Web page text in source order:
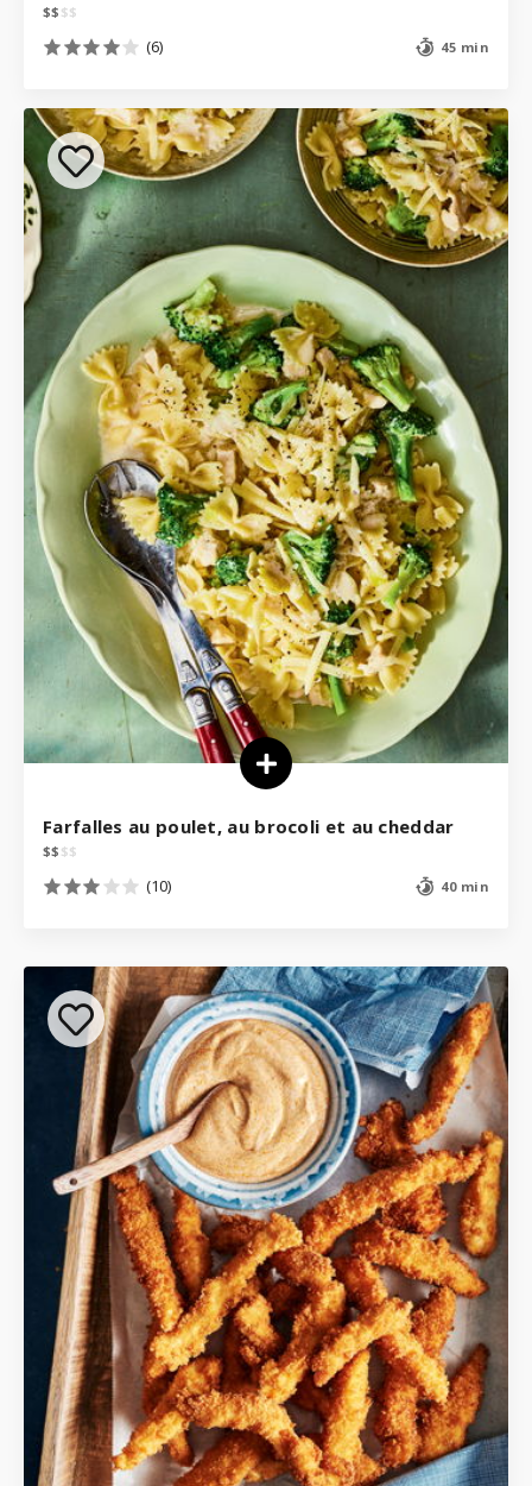
$$ $$
(6) 45 min
Farfalles au poulet, au brocoli et au cheddar
$$ $$
(10) 40 min